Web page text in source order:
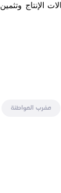
الإنتاج وتثمين
مغرب المواطنة